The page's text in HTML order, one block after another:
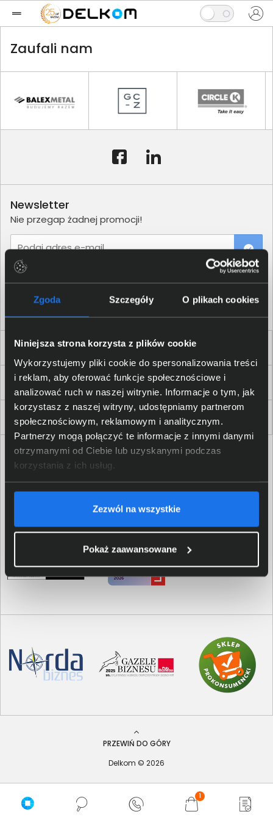
Zgoda Szczegóły O plikach cookies
Niniejsza strona korzysta z plików cookie
Wykorzystujemy pliki cookie do spersonalizowania treści
i reklam, aby oferować funkcje społecznościowe i
analizować ruch w naszej witrynie. Informacje o tym, jak
korzystasz z naszej witryny, udostępniamy partnerom
społecznościowym, reklamowym i analitycznym.
Partnerzy mogą połączyć te informacje z innymi danymi
otrzymanymi od Ciebie lub uzyskanymi podczas
korzystania z ich usług.
Zezwól na wszystkie
Pokaż zaawansowane
1
Zaufali nam
Dla Firm i Instytucji
Zakupy
Delkom 2000
Newsletter
Nie przegap żadnej promocji!
Podaj adres e-mail
PRZEWIŃ DO GÓRY
Delkom © 2026